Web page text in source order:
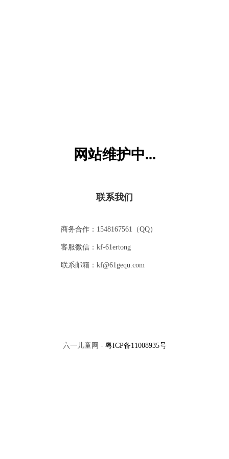
网站维护中...
联系我们
商务合作：1548167561（QQ）
客服微信：kf-61ertong
联系邮箱：kf@61gequ.com
六一儿童网 - 粤ICP备11008935号